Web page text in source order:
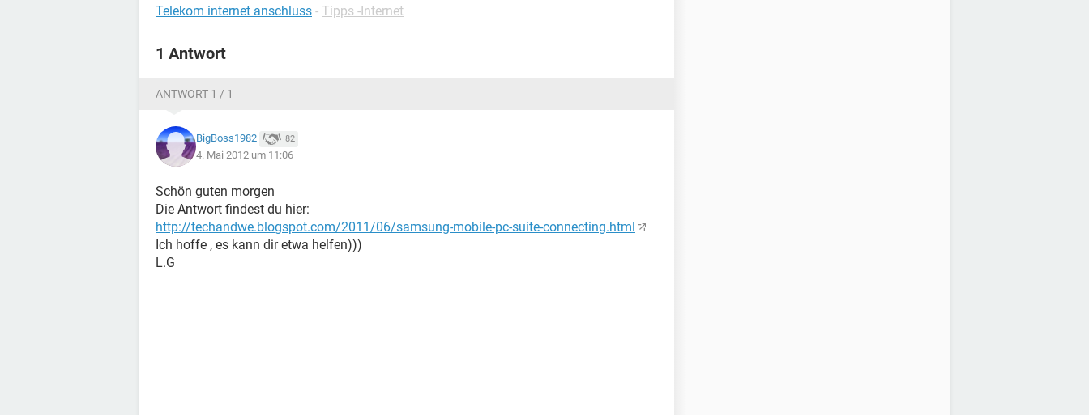
Telekom internet anschluss - Tipps -Internet
1 Antwort
ANTWORT 1 / 1
BigBoss1982 82
4. Mai 2012 um 11:06
Schön guten morgen
Die Antwort findest du hier:
http://techandwe.blogspot.com/2011/06/samsung-mobile-pc-suite-connecting.html
Ich hoffe , es kann dir etwa helfen)))
L.G